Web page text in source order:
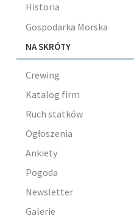
Historia
Gospodarka Morska
NA SKRÓTY
Crewing
Katalog firm
Ruch statków
Ogłoszenia
Ankiety
Pogoda
Newsletter
Galerie